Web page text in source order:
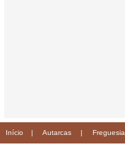
Início | Autarcas | Freguesia